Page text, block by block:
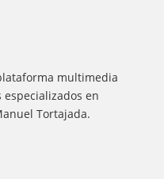
multimedia
en
Tortajada.